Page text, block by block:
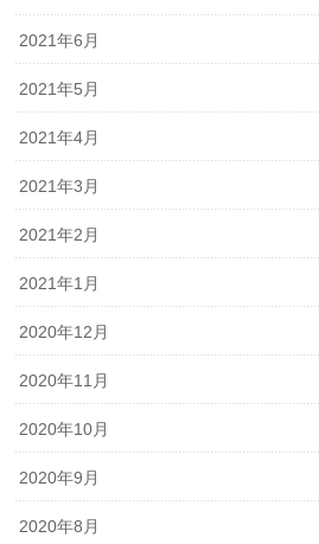
2021年6月
2021年5月
2021年4月
2021年3月
2021年2月
2021年1月
2020年12月
2020年11月
2020年10月
2020年9月
2020年8月